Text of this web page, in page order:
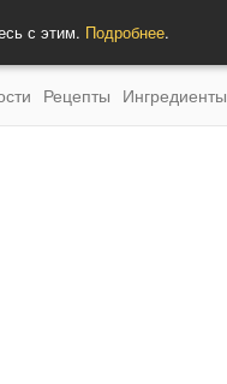
с этим. Подробнее.
Рецепты Ингредиенты